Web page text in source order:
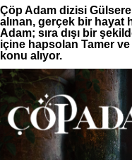
Çöp Adam dizisi
alınan, gerçek bir
Adam; sıra dışı bir
içine hapsolan Tamer
konu alıyor.